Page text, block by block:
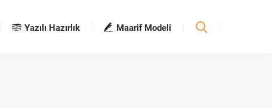
Yazılı Hazırlık Maarif Modeli